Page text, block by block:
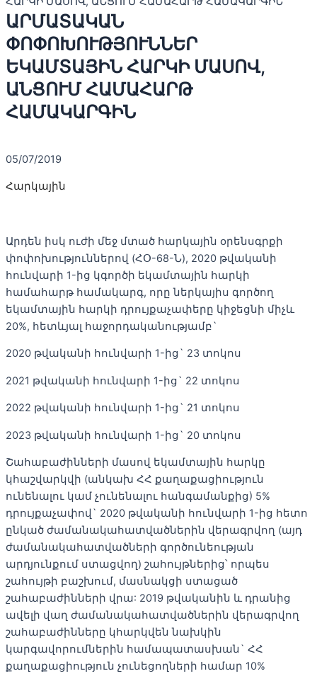
ԱՐՄԱՏԱԿԱՆ
ՓՈՓՈԽՈՒԹՅՈՒՆՆԵՐ
ԵԿԱՄՏԱՅԻՆ ՀԱՐԿԻ ՄԱՍՈՎ,
ԱՆՑՈՒՄ ՀԱՄԱՀԱՐԹ
ՀԱՄԱԿԱՐԳԻՆ
05/07/2019
Հարկային
Արդեն իսկ ուժի մեջ մտած հարկային օրենսգրքի
փոփոխություններով (ՀՕ-68-Ն), 2020 թվականի
հունվարի 1-ից կգործի եկամտային հարկի
համահարթ համակարգ, որը ներկայիս գործող
եկամտային հարկի դրույքաչափերը կիջեցնի միչև
20%, հետևյալ հաջորդականությամբ`
2020 թվականի հունվարի 1-ից` 23 տոկոս
2021 թվականի հունվարի 1-ից` 22 տոկոս
2022 թվականի հունվարի 1-ից` 21 տոկոս
2023 թվականի հունվարի 1-ից` 20 տոկոս
Շահաբաժինների մասով եկամտային հարկը
կհաշվարկվի (անկախ ՀՀ քաղաքացիություն
ունենալու կամ չունենալու հանգամանքից) 5%
դրույքաչափով` 2020 թվականի հունվարի 1-ից հետո
ընկած ժամանակահատվածներին վերագրվող (այդ
ժամանակահատվածների գործունեության
արդյունքում ստացվող) շահույթներից՝ որպես
շահույթի բաշխում, մասնակցի ստացած
շահաբաժինների վրա: 2019 թվականին և դրանից
ավելի վաղ ժամանակահատվածներին վերագրվող
շահաբաժինները կհարկվեն նախկին
կարգավորումներին համապատասխան` ՀՀ
քաղաքացիություն չունեցողների համար 10%